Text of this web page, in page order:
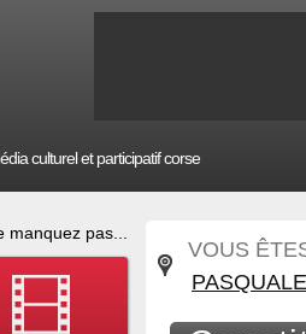
culturel et participatif corse
manquez pas...
VOUS